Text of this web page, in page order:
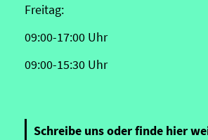
Freitag:
09:00-17:00 Uhr
09:00-15:30 Uhr
Schreibe uns oder finde hier